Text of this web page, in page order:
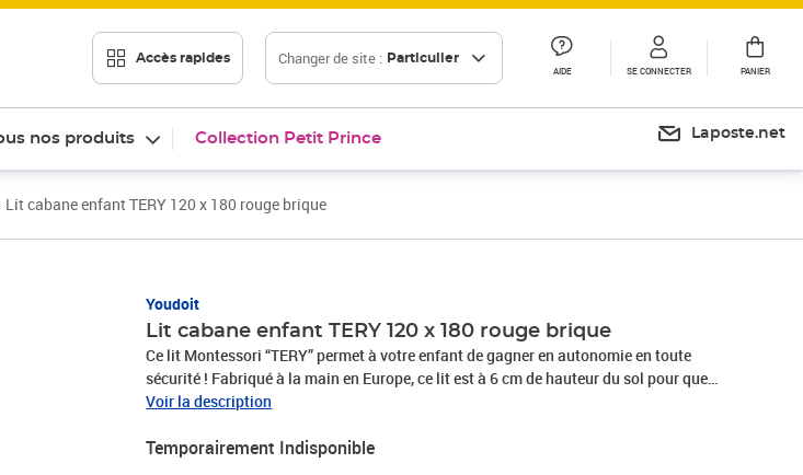
Accès rapides Changer de site : Particulier
AIDE SE CONNECTER PANIER
nos produits Collection Petit Prince Laposte.net
Lit cabane enfant TERY 120 x 180 rouge brique
Youdoit
Lit cabane enfant TERY 120 x 180 rouge brique
Ce lit Montessori “TERY” permet à votre enfant de gagner en autonomie en toute
sécurité ! Fabriqué à la main en Europe, ce lit est à 6 cm de hauteur du sol pour que
votre enfant puisse aller et venir dans son lit facilement et permettre à l'air de circuler.
charge de 150 kg, idéal pour pouvoir lire l'histoire du soir sous le toit du tipi. Existe en
Voir la description
Temporairement Indisponible